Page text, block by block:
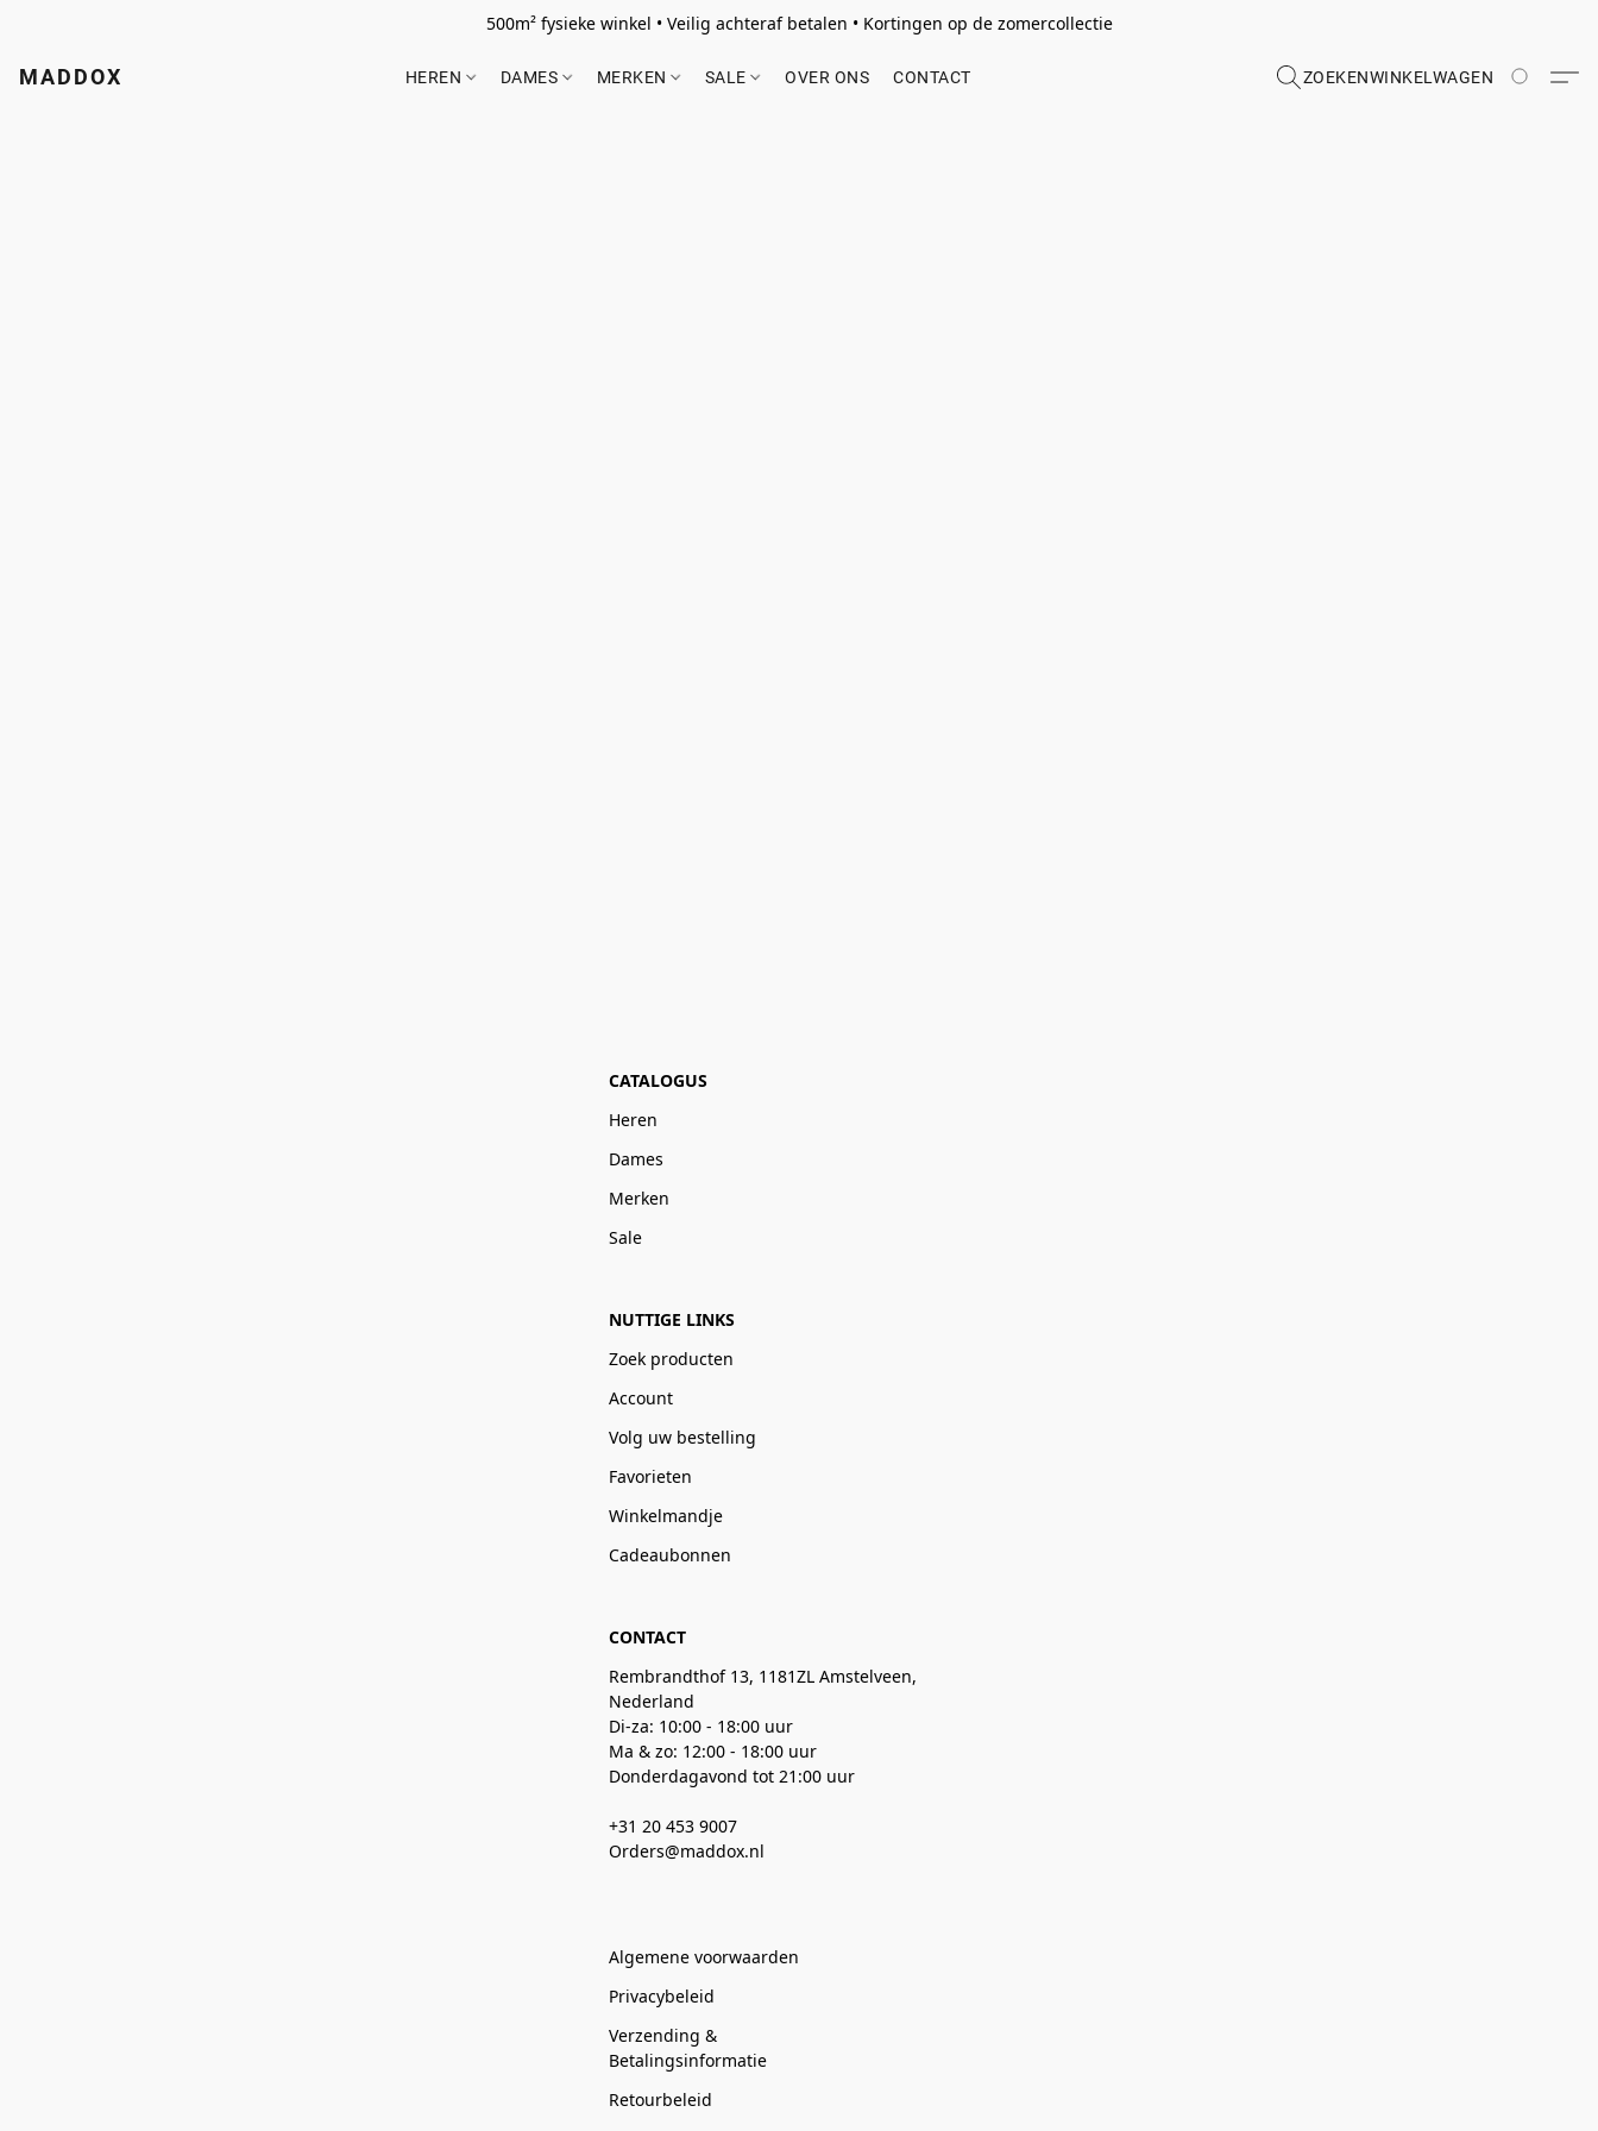
500m² fysieke winkel • Veilig achteraf betalen • Kortingen op de zomercollectie
MADDOX HEREN DAMES MERKEN SALE OVER ONS CONTACT ZOEKENWINKELWAGEN
CATALOGUS
Heren
Dames
Merken
Sale
NUTTIGE LINKS
Zoek producten
Account
Volg uw bestelling
Favorieten
Winkelmandje
Cadeaubonnen
CONTACT
Rembrandthof 13, 1181ZL Amstelveen,
Nederland
Di-za: 10:00 - 18:00 uur
Ma & zo: 12:00 - 18:00 uur
Donderdagavond tot 21:00 uur
+31 20 453 9007
Orders@maddox.nl
Algemene voorwaarden
Privacybeleid
Verzending &
Betalingsinformatie
Retourbeleid